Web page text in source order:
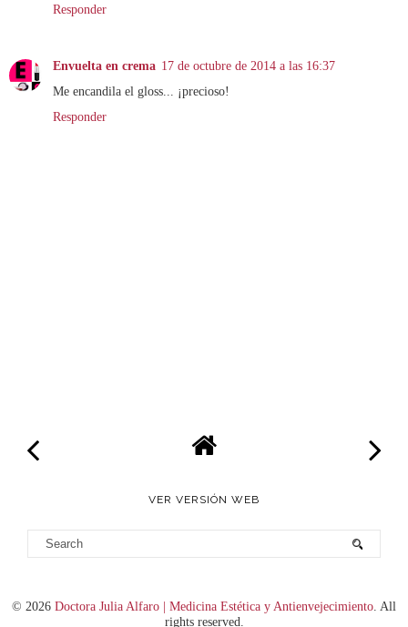
Responder
Envuelta en crema 17 de octubre de 2014 a las 16:37
Me encandila el gloss... ¡precioso!
Responder
VER VERSIÓN WEB
© 2026 Doctora Julia Alfaro | Medicina Estética y Antienvejecimiento . All
rights reserved.